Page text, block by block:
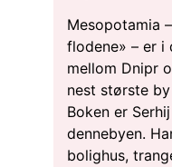
Mesopotamia
flodene» – er i
mellom Dnipr
nest største
Boken er
dennebyen.
bolighus,